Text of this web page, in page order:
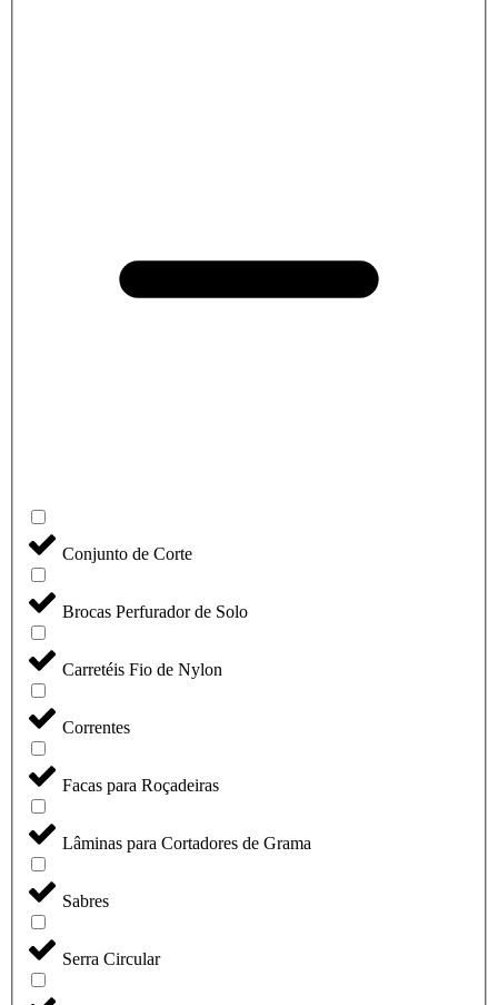
Conjunto de Corte
Brocas Perfurador de Solo
Carretéis Fio de Nylon
Correntes
Facas para Roçadeiras
Lâminas para Cortadores de Grama
Sabres
Serra Circular